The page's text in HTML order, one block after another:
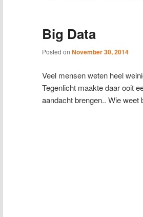
Big Data
Posted on November 30, 2014
Veel mensen weten heel
Tegenlicht maakte daar ooit
aandacht brengen.. Wie